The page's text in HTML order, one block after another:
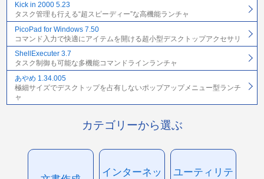
Kick in 2000 5.23
タスク管理も行える“超スピーディー”な高機能ランチャ
PicoPad for Windows 7.50
コマンド入力で快適にアイテムを開ける超小型デスクトップアクセサリ
ShellExecuter 3.7
タスク制御も可能な多機能コマンドラインランチャ
あやめ 1.34.005
極細サイズでデスクトップを占有しないポップアップメニュー型ランチ
ャ
カテゴリーから選ぶ
インターネッ
ユーティリテ